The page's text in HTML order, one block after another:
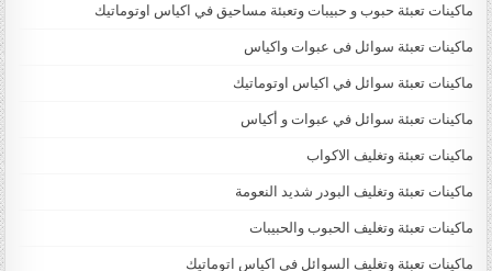
ماكينات تعبئة حبوب و حبيبات وتعبئة مساحيق في اكياس اوتوماتيك
ماكينات تعبئة سوائل فى عبوات واكياس
ماكينات تعبئة سوائل في اكياس اوتوماتيك
ماكينات تعبئة سوائل في عبوات و أكياس
ماكينات تعبئة وتغليف الاكواب
ماكينات تعبئة وتغليف البودر شديد النعومة
ماكينات تعبئة وتغليف الحبوب والحبيبات
ماكينات تعبئة وتغليف السوائل فى اكياس اتوماتيك